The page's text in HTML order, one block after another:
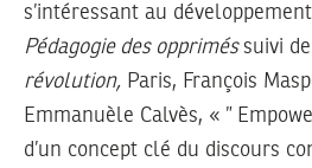
s’intéressant au
Pédagogie des oppriméssuivi de
révolution, Paris, François
Emmanuèle Calvès, « ”
d’un concept clé du discours